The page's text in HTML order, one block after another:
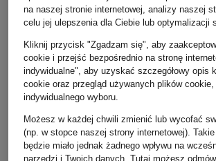
MONCLER
Botki chelsea AUREA
3 600 zł
na naszej stronie internetowej, analizy naszej
celu jej ulepszenia dla Ciebie lub optymalizacji
Kliknij przycisk "Zgadzam się", aby
cookie i przejść bezpośrednio na stronę
indywidualne", aby uzyskać szczegółowy opis
cookie oraz przegląd używanych plików
indywidualnego wyboru.
Możesz w każdej chwili zmienić lub wycofać
(np. w stopce naszej strony internetowej).
będzie miało jednak żadnego wpływu na
narzędzi i Twoich danych. Tutaj możesz